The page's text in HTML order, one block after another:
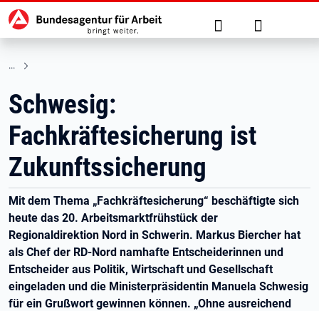
zu den Hauptinhalten springen
Hauptnavigation Suche Anmelden
Schwesig:
Fachkräftesicherung ist
Zukunftssicherung
Mit dem Thema „Fachkräftesicherung“ beschäftigte sich
heute das 20. Arbeitsmarktfrühstück der
Regionaldirektion Nord in Schwerin. Markus Biercher hat
als Chef der RD-Nord namhafte Entscheiderinnen und
Entscheider aus Politik, Wirtschaft und Gesellschaft
eingeladen und die Ministerpräsidentin Manuela Schwesig
für ein Grußwort gewinnen können. „Ohne ausreichend